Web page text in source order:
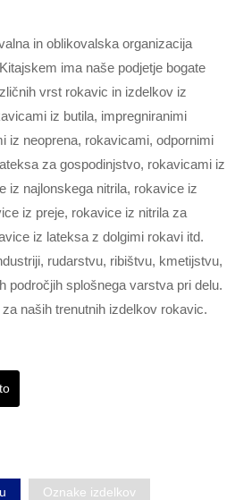
in oblikovalska organizacija
ima naše podjetje bogate
vrst rokavic in izdelkov iz
iz butila, impregniranimi
iz neoprena, rokavicami, odpornimi
za gospodinjstvo, rokavicami iz
iz najlonskega nitrila, rokavice iz
iz preje, rokavice iz nitrila za
iz lateksa z dolgimi rokavi itd.
rudarstvu, ribištvu, kmetijstvu,
področjih splošnega varstva pri delu.
naših trenutnih izdelkov rokavic.
Oznake izdelkov